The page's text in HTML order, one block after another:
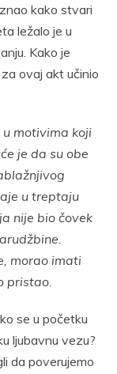
kako stvari
ležalo je u
Kako je
ovaj akt učinio
motivima koji
je da su obe
u treptaju
nije bio čovek
morao imati
pristao.
se u početku
ljubavnu vezu?
da poverujemo